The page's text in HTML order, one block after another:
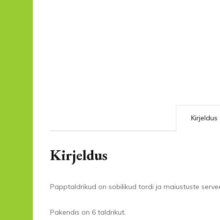
Kirjeldus
Kirjeldus
Papptaldrikud on sobilikud tordi ja maiustuste
Pakendis on 6 taldrikut.